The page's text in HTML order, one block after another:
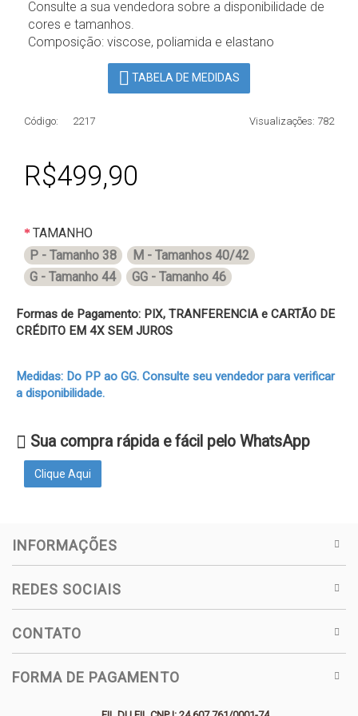
Consulte a sua vendedora sobre a disponibilidade de
cores e tamanhos.
Composição: viscose, poliamida e elastano
TABELA DE MEDIDAS
Visualizações: 782
Código: 2217
R$499,90
TAMANHO
P - Tamanho 38
M - Tamanhos 40/42
G - Tamanho 44
GG - Tamanho 46
Formas de Pagamento: PIX, TRANFERENCIA e CARTÃO DE
CRÉDITO EM 4X SEM JUROS
Medidas: Do PP ao GG. Consulte seu vendedor para verificar
a disponibilidade.
Sua compra rápida e fácil pelo WhatsApp
Clique Aqui
INFORMAÇÕES
REDES SOCIAIS
CONTATO
FORMA DE PAGAMENTO